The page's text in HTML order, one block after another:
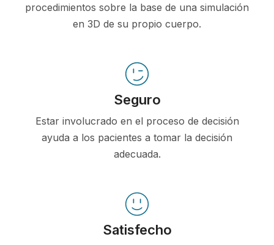
procedimientos sobre la base de una simulación
en 3D de su propio cuerpo.
Seguro
Estar involucrado en el proceso de decisión
ayuda a los pacientes a tomar la decisión
adecuada.
Satisfecho